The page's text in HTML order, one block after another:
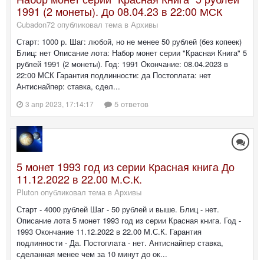
1991 (2 монеты). До 08.04.23 в 22:00 МСК
Cubadon72 опубликовал тема в Архивы
Старт: 1000 р. Шаг: любой, но не менее 50 рублей (без копеек)
Блиц: нет Описание лота: Набор монет серии "Красная Книга" 5
рублей 1991 (2 монеты). Год: 1991 Окончание: 08.04.2023 в
22:00 МСК Гарантия подлинности: да Постоплата: нет
Антиснайпер: ставка, сдел...
3 апр 2023, 17:14:17 5 ответов
5 монет 1993 год из серии Красная книга До
11.12.2022 в 22.00 М.С.К.
Pluton опубликовал тема в Архивы
Старт - 4000 рублей Шаг - 50 рублей и выше. Блиц - нет.
Описание лота 5 монет 1993 год из серии Красная книга. Год -
1993 Окончание 11.12.2022 в 22.00 М.С.К. Гарантия
подлинности - Да. Постоплата - нет. Антиснайпер ставка,
сделанная менее чем за 10 минут до ок...